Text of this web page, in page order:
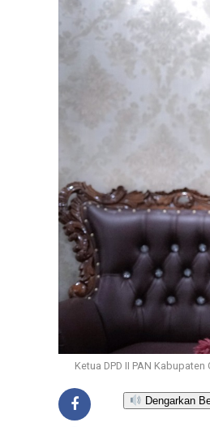
Ketua DPD II PAN
Dengarkan